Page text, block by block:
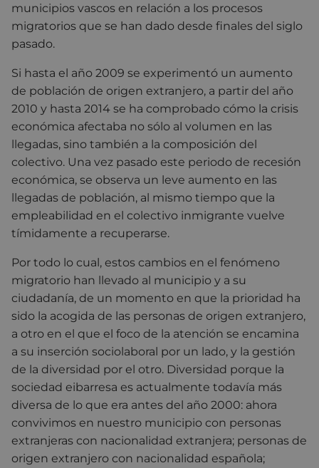
municipios vascos en relación a los procesos
migratorios que se han dado desde finales del siglo
pasado.
Si hasta el año 2009 se experimentó un aumento
de población de origen extranjero, a partir del año
2010 y hasta 2014 se ha comprobado cómo la crisis
económica afectaba no sólo al volumen en las
llegadas, sino también a la composición del
colectivo. Una vez pasado este periodo de recesión
económica, se observa un leve aumento en las
llegadas de población, al mismo tiempo que la
empleabilidad en el colectivo inmigrante vuelve
tímidamente a recuperarse.
Por todo lo cual, estos cambios en el fenómeno
migratorio han llevado al municipio y a su
ciudadanía, de un momento en que la prioridad ha
sido la acogida de las personas de origen extranjero,
a otro en el que el foco de la atención se encamina
a su inserción sociolaboral por un lado, y la gestión
de la diversidad por el otro. Diversidad porque la
sociedad eibarresa es actualmente todavía más
diversa de lo que era antes del año 2000: ahora
convivimos en nuestro municipio con personas
extranjeras con nacionalidad extranjera; personas de
origen extranjero con nacionalidad española;